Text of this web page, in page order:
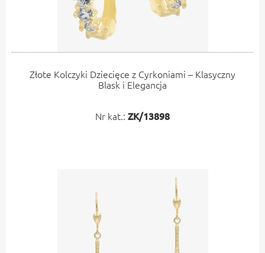
Złote Kolczyki Dziecięce z Cyrkoniami – Klasyczny
Blask i Elegancja
Nr kat.: ZK/13898